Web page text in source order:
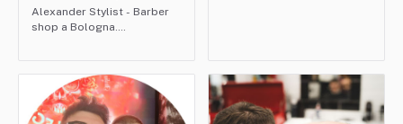
Alexander Stylist - Barber
shop a Bologna.